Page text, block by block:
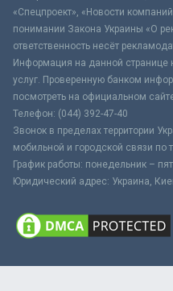
«Спецпроект», «Новости
понимании Закона Украины «О
ответственность несёт
Информация на данной странице
услуг. Проверенную банком
посмотреть на официальном
Телефон: (044) 392-47-40
Звонок в пределах территории
мобильной и городской связи по
График работы: понедельник –
Юридический адрес: Украина,